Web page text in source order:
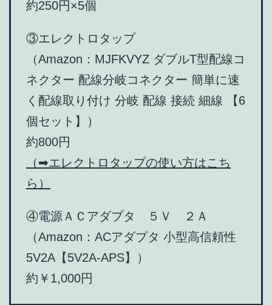
約250円×5個
③エレクトロタップ
（Amazon：MJFKVYZ ダブルT型配線コ
ネクター 配線分岐コネクター 簡単に速
く配線取り付け 分岐 配線 接続 細線 【6
個セット】）
約800円
（➡エレクトロタップの使い方はこち
ら）
④電源ＡＣアダプタ ５Ｖ ２Ａ
（Amazon：ACアダプタ 小型高信頼性
5V2A【5V2A-APS】）
約￥1,000円